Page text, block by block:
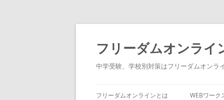
コ
ン
ツ
へ
ス
フリーダムオンライ
中学受験、学校別対策はフリーダムオンラ
フリーダムオンラインとは WEBワーク